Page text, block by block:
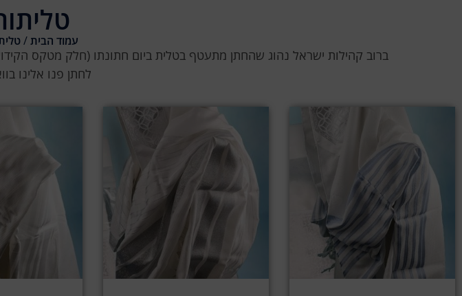
עמוד הבית/
ברוב קהילות ישראל נהוג שהחתן מתעטף בטלית ביום חתונתו (חלק מטקס
לחתן פנו אלינו